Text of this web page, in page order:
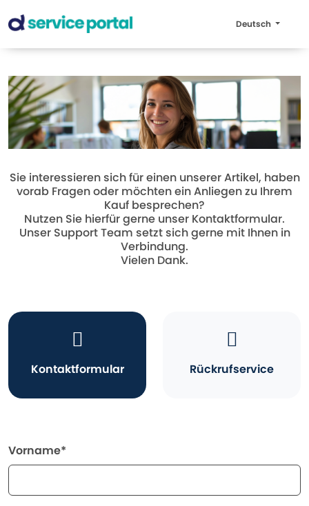
Deutsch
Sie interessieren sich für einen unserer Artikel, haben
vorab Fragen oder möchten ein Anliegen zu Ihrem
Kauf besprechen?
Nutzen Sie hierfür gerne unser Kontaktformular.
Unser Support Team setzt sich gerne mit Ihnen in
Verbindung.
Vielen Dank.
Kontaktformular Rückrufservice
Vorname*